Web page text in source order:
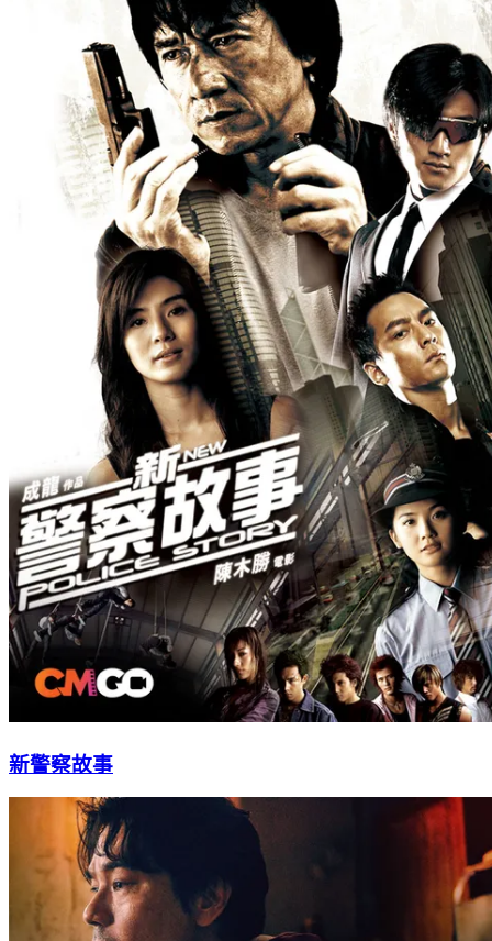
新警察故事